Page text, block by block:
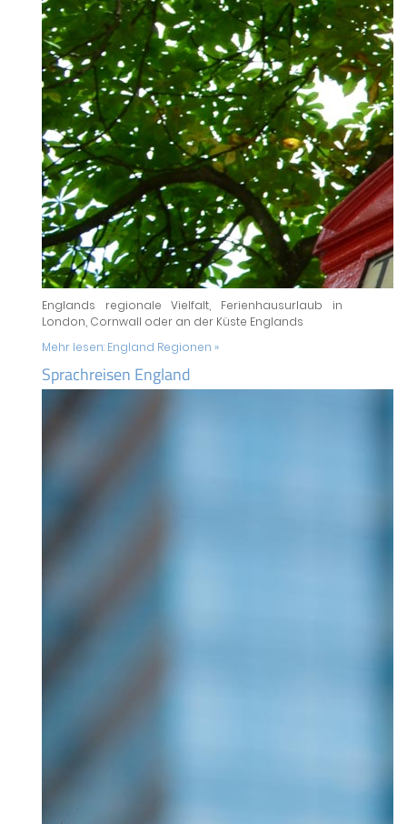
Englands regionale Vielfalt, Ferienhausurlaub in
London, Cornwall oder an der Küste Englands
Mehr lesen: England Regionen »
Sprachreisen England